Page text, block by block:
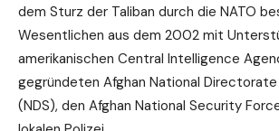
dem Sturz der Taliban durch die NATO
Wesentlichen aus dem 2002 mit
amerikanischen Central Intelligence
gegründeten Afghan National
(NDS), den Afghan National Security